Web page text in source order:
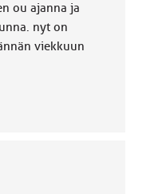
ou ajanna ja
nyt on
viekkuun